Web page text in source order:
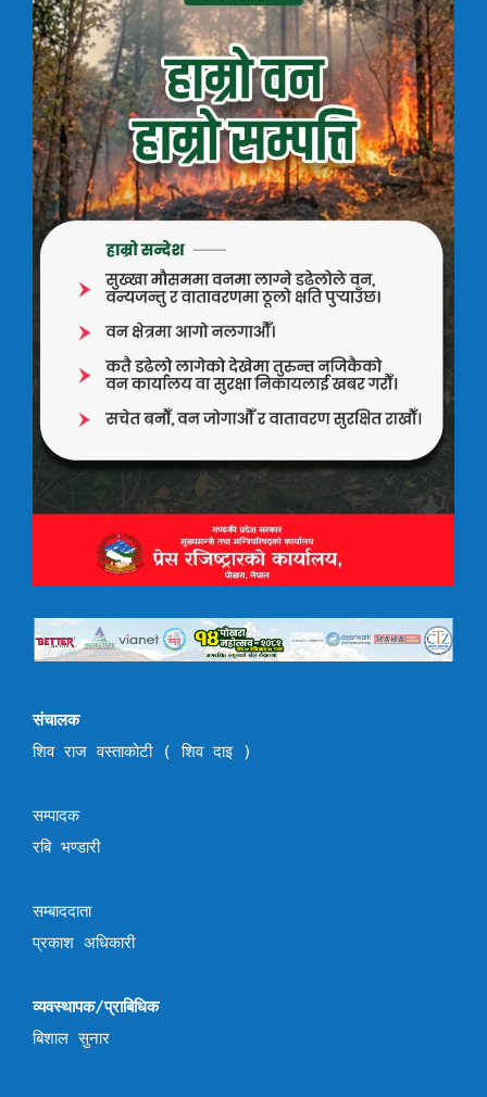
संचालक
शिव राज वस्ताकोटी ( शिव दाइ )
सम्पादक
रबि भण्डारी
सम्बाददाता
प्रकाश अधिकारी
व्यवस्थापक/प्राबिधिक
बिशाल सुनार